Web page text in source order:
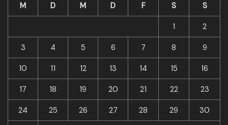
M D M D F S S
1 2
3 4 5 6 7 8 9
10 11 12 13 14 15 16
17 18 19 20 21 22 23
24 25 26 27 28 29 30